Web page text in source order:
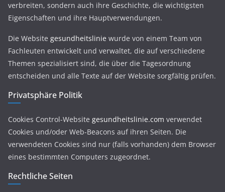
verbreiten, sondern auch ihre Geschichte, die wichtigsten
Eigenschaften und ihre Hauptverwendungen.
Die Website gesundheitslinie wurde von einem Team von
Fachleuten entwickelt und verwaltet, die auf verschiedene
Themen spezialisiert sind, die über die Tagesordnung
entscheiden und alle Texte auf der Website sorgfältig prüfen.
Privatsphäre Politik
Cookies Control-Website gesundheitslinie.com verwendet
Cookies und/oder Web-Beacons auf ihren Seiten. Die
verwendeten Cookies sind nur (falls vorhanden) dem Browser
eines bestimmten Computers zugeordnet.
Rechtliche Seiten